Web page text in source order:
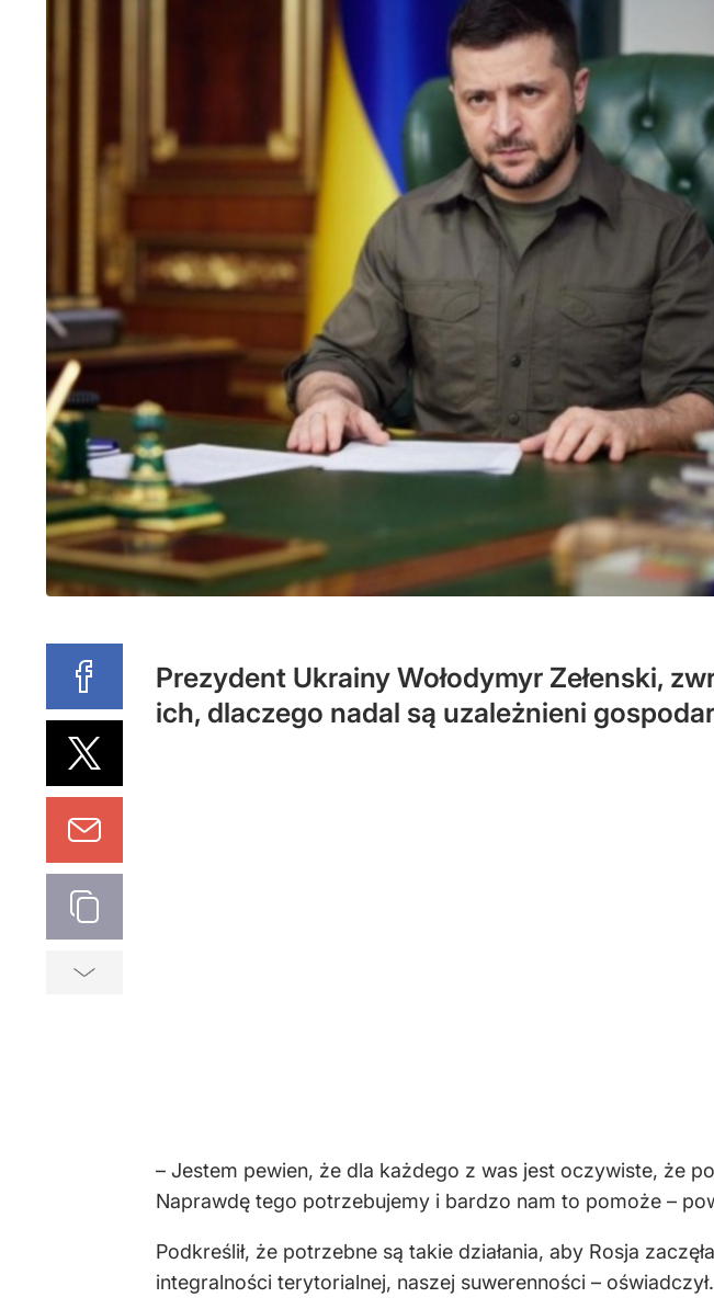
Prezydent Ukrainy Wołodymyr Zełenski,
ich, dlaczego nadal są uzależnieni
– Jestem pewien, że dla każdego z was jest oczywiste, że
Naprawdę tego potrzebujemy i bardzo nam to pomoże –
Podkreślił, że potrzebne są takie działania, aby Rosja
integralności terytorialnej, naszej suwerenności – oświadczył.